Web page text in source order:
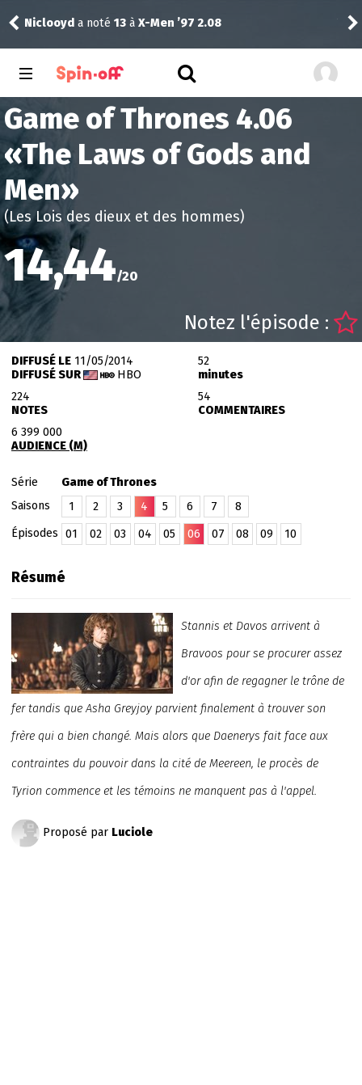
Vic24a noté13 àThe Best Immigrant 1.02
Game of Thrones 4.06
«The Laws of Gods and
Men»
(Les Lois des dieux et des hommes)
14,44/20
Notez l'épisode :
DIFFUSÉ LE11/05/2014
DIFFUSÉ SUR
HBO
52
minutes
224
NOTES
54
COMMENTAIRES
6 399 000
AUDIENCE (M)
Série
Game of Thrones
Saisons
1 2 3 4 5 6 7
8
Épisodes
01 02 03 04 05 06 07 08 09 10
Résumé
Stannis et Davos arrivent à
Bravoos pour se procurer assez
d'or afin de regagner le trône de
fer tandis que Asha Greyjoy parvient finalement à trouver son
frère qui a bien changé. Mais alors que Daenerys fait face aux
contraintes du pouvoir dans la cité de Meereen, le procès de
Tyrion commence et les témoins ne manquent pas à l'appel.
Proposé par Luciole